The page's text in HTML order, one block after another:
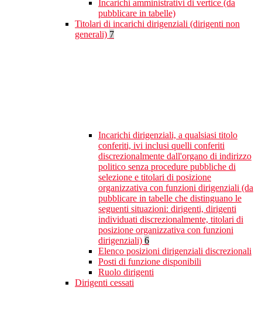
Incarichi amministrativi di vertice (da
pubblicare in tabelle)
Titolari di incarichi dirigenziali (dirigenti non
generali) 7
Incarichi dirigenziali, a qualsiasi titolo
conferiti, ivi inclusi quelli conferiti
discrezionalmente dall'organo di indirizzo
politico senza procedure pubbliche di
selezione e titolari di posizione
organizzativa con funzioni dirigenziali (da
pubblicare in tabelle che distinguano le
seguenti situazioni: dirigenti, dirigenti
individuati discrezionalmente, titolari di
posizione organizzativa con funzioni
dirigenziali) 6
Elenco posizioni dirigenziali discrezionali
Posti di funzione disponibili
Ruolo dirigenti
Dirigenti cessati